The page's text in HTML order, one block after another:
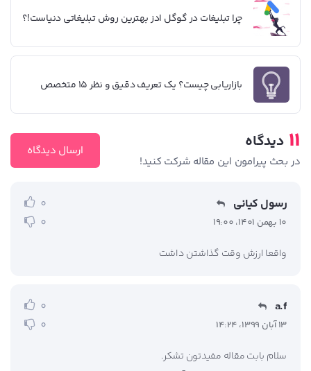
چرا تبلیغات در گوگل ادز بهترین روش تبلیغاتی دنیاست!؟
بازاریابی چیست؟‌ یک تعریف دقیق و نظر ۱۵ متخصص
11 دیدگاه
در بحث‌‌ پیرامون این مقاله شرکت کنید!
ارسال دیدگاه
رسول کیانی
10 بهمن 1401، 19:00
0
0
واقعا ارزش وقت گذاشتن داشت
a.f
13 آبان 1399، 14:24
0
0
سلام بابت مقاله مفیدتون تشکر.